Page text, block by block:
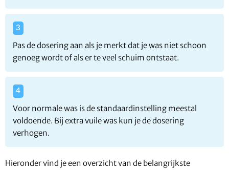
Pas de dosering aan als je merkt dat je was niet schoon
genoeg wordt of als er te veel schuim ontstaat.
Voor normale was is de standaardinstelling meestal
voldoende. Bij extra vuile was kun je de dosering
verhogen.
Hieronder vind je een overzicht van de belangrijkste